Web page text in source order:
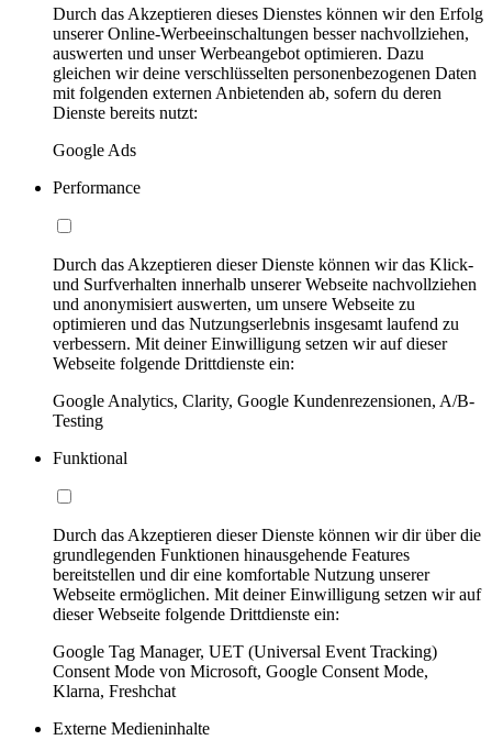
Durch das Akzeptieren dieses Dienstes können wir den Erfolg
unserer Online-Werbeeinschaltungen besser nachvollziehen,
auswerten und unser Werbeangebot optimieren. Dazu
gleichen wir deine verschlüsselten personenbezogenen Daten
mit folgenden externen Anbietenden ab, sofern du deren
Dienste bereits nutzt:
Google Ads
Performance
Durch das Akzeptieren dieser Dienste können wir das Klick-
und Surfverhalten innerhalb unserer Webseite nachvollziehen
und anonymisiert auswerten, um unsere Webseite zu
optimieren und das Nutzungserlebnis insgesamt laufend zu
verbessern. Mit deiner Einwilligung setzen wir auf dieser
Webseite folgende Drittdienste ein:
Google Analytics, Clarity, Google Kundenrezensionen, A/B-
Testing
Funktional
Durch das Akzeptieren dieser Dienste können wir dir über die
grundlegenden Funktionen hinausgehende Features
bereitstellen und dir eine komfortable Nutzung unserer
Webseite ermöglichen. Mit deiner Einwilligung setzen wir auf
dieser Webseite folgende Drittdienste ein:
Google Tag Manager, UET (Universal Event Tracking)
Consent Mode von Microsoft, Google Consent Mode,
Klarna, Freshchat
Externe Medieninhalte